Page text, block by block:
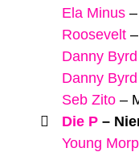
Ela Minus –
Roosevelt –
Danny Byrd
Danny Byrd
Seb Zito –
Die P –
Young